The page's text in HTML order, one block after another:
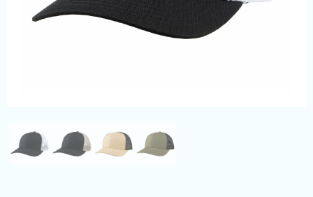
Kleding & textiel
Zomer